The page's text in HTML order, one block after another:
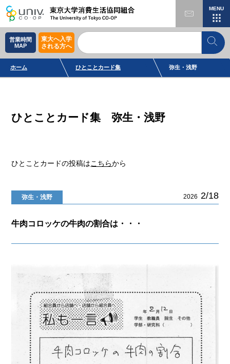
MENU
営業時間
MAP
東大へ入学
される方へ
ホーム ひとことカード集 弥生・浅野
ひとことカード集 弥生・浅野
ひとことカードの投稿はこちらから
弥生・浅野 2026 2/18
牛肉コロッケの牛肉の割合は・・・